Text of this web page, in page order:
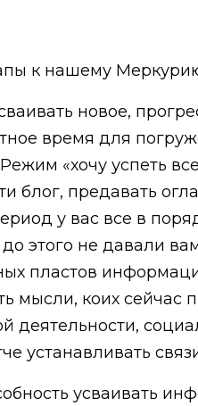
к нашему
новое,
время для
«хочу успеть
блог, предавать
у вас все в
этого не давали
пластов
мысли, коих сейчас
деятельности,
устанавливать
усваивать